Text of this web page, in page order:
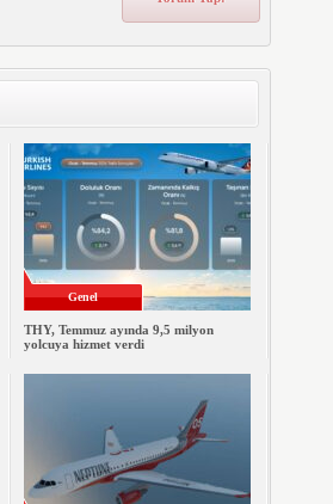
Genel
THY, Temmuz ayında 9,5 milyon
yolcuya hizmet verdi